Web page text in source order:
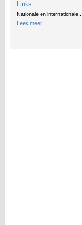
Links
Nationale en internationale...
Lees meer ...